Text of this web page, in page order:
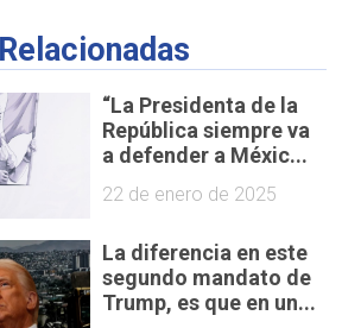
“La Presidenta de la
República siempre va
a defender a Méxic...
22 de enero de 2025
La diferencia en este
segundo mandato de
Trump, es que en un...